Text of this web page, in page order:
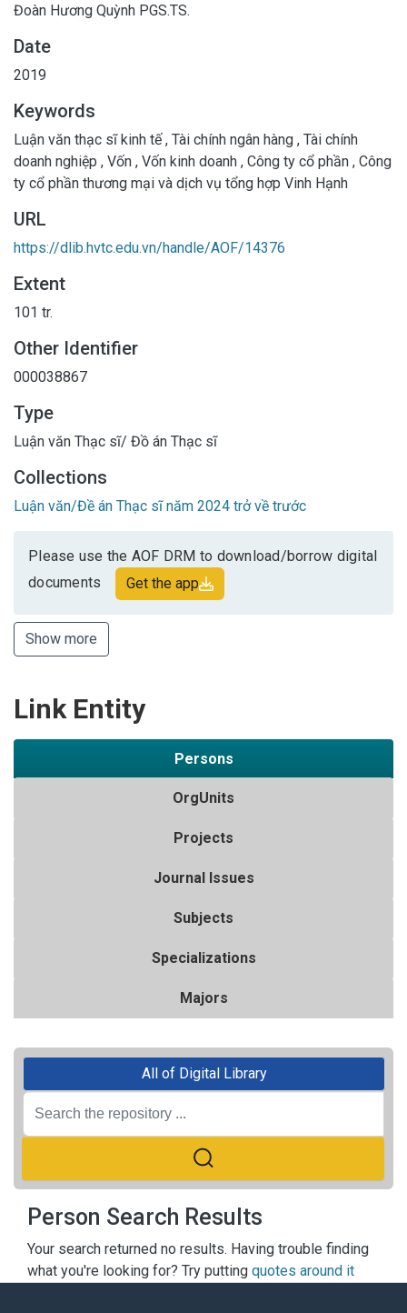
Đoàn Hương Quỳnh PGS.TS.
Date
2019
Keywords
Luận văn thạc sĩ kinh tế, Tài chính ngân hàng , Tài chính
doanh nghiệp , Vốn , Vốn kinh doanh , Công ty cổ phần , Công
ty cổ phần thương mại và dịch vụ tổng hợp Vinh Hạnh
URL
https://dlib.hvtc.edu.vn/handle/AOF/14376
Extent
101 tr.
Other Identifier
000038867
Type
Luận văn Thạc sĩ/ Đồ án Thạc sĩ
Collections
Luận văn/Đề án Thạc sĩ năm 2024 trở về trước
Please use the AOF DRM to download/borrow digital
documents
Get the app
Show more
Link Entity
Persons
OrgUnits
Projects
Journal Issues
Subjects
Specializations
Majors
All of Digital Library
Person Search Results
Your search returned no results. Having trouble finding
what you're looking for? Try putting quotes around it